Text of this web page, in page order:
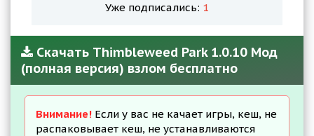
Уже подписались: 1
Скачать Thimbleweed Park 1.0.10 Мод
(полная версия) взлом бесплатно
Внимание! Если у вас не качает игры, кеш, не
распаковывает кеш, не устанавливаются